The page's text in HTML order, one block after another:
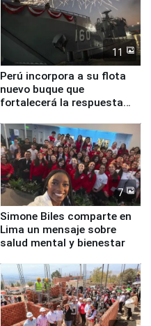
11
Perú incorpora a su flota
nuevo buque que
fortalecerá la respuesta
7
Simone Biles comparte en
Lima un mensaje sobre
salud mental y bienestar